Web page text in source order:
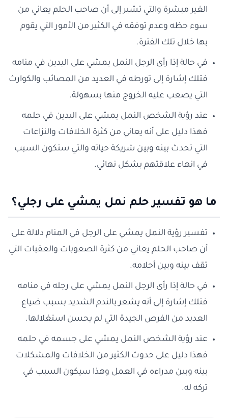
الغير مبشرة والتي تشير إلى أن صاحب الحلم يعاني من
سوء حظه وعدم توفقه في الكثير من الأمور التي يقوم
بها خلال تلك الفترة.
في حالة إذا رأى الرجل النمل يمشي على اليدين في منامه
فتلك إشارة إلى تورطه في العديد من المصائب والكوارث
التي يصعب عليه الخروج منها بسهولة.
عند رؤية الشخص النمل يمشي على اليدين في حلمه
فهذا دليل على أنه يعاني من كثرة الخلافات والنزاعات
التي تحدث بينه وبين شريكة حياته والتي ستكون السبب
في انهاء علاقتهم بشكل نهائي.
ما هو تفسير حلم نمل يمشي على رجلي؟
تفسير رؤية النمل يمشي على الرجل في المنام دلالة على
أن صاحب الحلم يعاني من كثرة الصعوبات والعقبات التي
تقف بينه وبين أحلامه.
في حالة إذا رأى الرجل النمل يمشي على رجله في منامه
فتلك إشارة إلى أنه يشعر بالندم الشديد بسبب ضياع
العديد من الفرص الجيدة التي لم يحسن استغلالها.
عند رؤية الشخص النمل يمشي على جسمه في حلمه
فهذا دليل على حدوث الكثير من الخلافات والمشكلات
بينه وبين مدراءه في العمل وهذا سيكون السبب في
تركه له.